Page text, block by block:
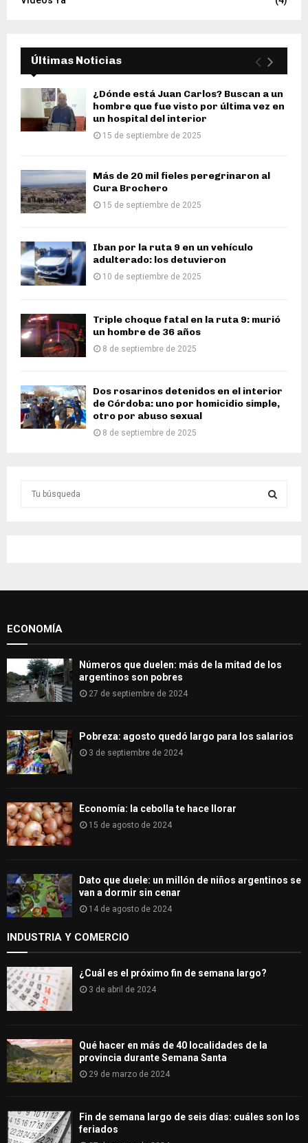
Últimas Noticias
¿Dónde está Juan Carlos? Buscan a un
hombre que fue visto por última vez en
un hospital del interior
15 de septiembre de 2025
Más de 20 mil fieles peregrinaron al
Cura Brochero
15 de septiembre de 2025
Iban por la ruta 9 en un vehículo
adulterado: los detuvieron
10 de septiembre de 2025
Triple choque fatal en la ruta 9: murió
un hombre de 36 años
8 de septiembre de 2025
Dos rosarinos detenidos en el interior
de Córdoba: uno por homicidio simple,
otro por abuso sexual
8 de septiembre de 2025
o
H
ECONOMÍA
Números que duelen: más de la mitad de los
argentinos son pobres
27 de septiembre de 2024
Pobreza: agosto quedó largo para los salarios
3 de septiembre de 2024
Economía: la cebolla te hace llorar
15 de agosto de 2024
Dato que duele: un millón de niños argentinos se
van a dormir sin cenar
14 de agosto de 2024
INDUSTRIA Y COMERCIO
¿Cuál es el próximo fin de semana largo?
3 de abril de 2024
Qué hacer en más de 40 localidades de la
provincia durante Semana Santa
29 de marzo de 2024
Fin de semana largo de seis días: cuáles son los
feriados